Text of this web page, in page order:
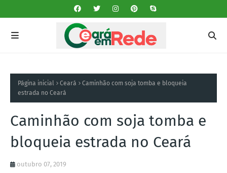
Página inicial Ceará
Caminhão com soja tomba e bloqueia
estrada no Ceará
Caminhão com soja tomba e
bloqueia estrada no Ceará
outubro 07, 2019